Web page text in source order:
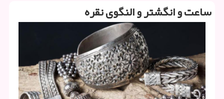
ساعت و انگشتر و النگوی نقره